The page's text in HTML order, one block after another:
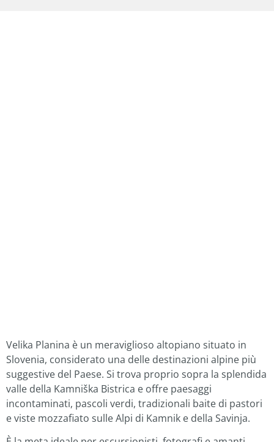
Velika Planina è un meraviglioso altopiano situato in
Slovenia, considerato una delle destinazioni alpine più
suggestive del Paese. Si trova proprio sopra la splendida
valle della Kamniška Bistrica e offre paesaggi
incontaminati, pascoli verdi, tradizionali baite di pastori
e viste mozzafiato sulle Alpi di Kamnik e della Savinja.